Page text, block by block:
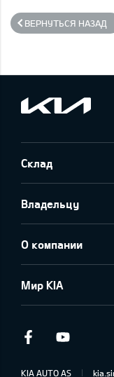
ВЕРНУТЬСЯ НАЗАД
Склад
Владельцу
О компании
Мир KIA
Facebook
KIA AUTO AS